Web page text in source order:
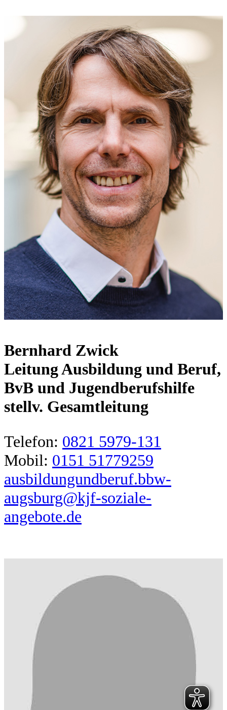
Bernhard Zwick
Leitung Ausbildung und Beruf,
BvB und Jugendberufshilfe
stellv. Gesamtleitung
Telefon: 0821 5979-131
Mobil: 0151 51779259
ausbildungundberuf.bbw-
augsburg@kjf-soziale-
angebote.de